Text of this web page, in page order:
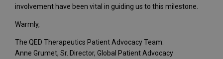
involvement have been vital in guiding us to this milestone.
Warmly,
The QED Therapeutics Patient Advocacy Team:
Anne Grumet, Sr. Director, Global Patient Advocacy